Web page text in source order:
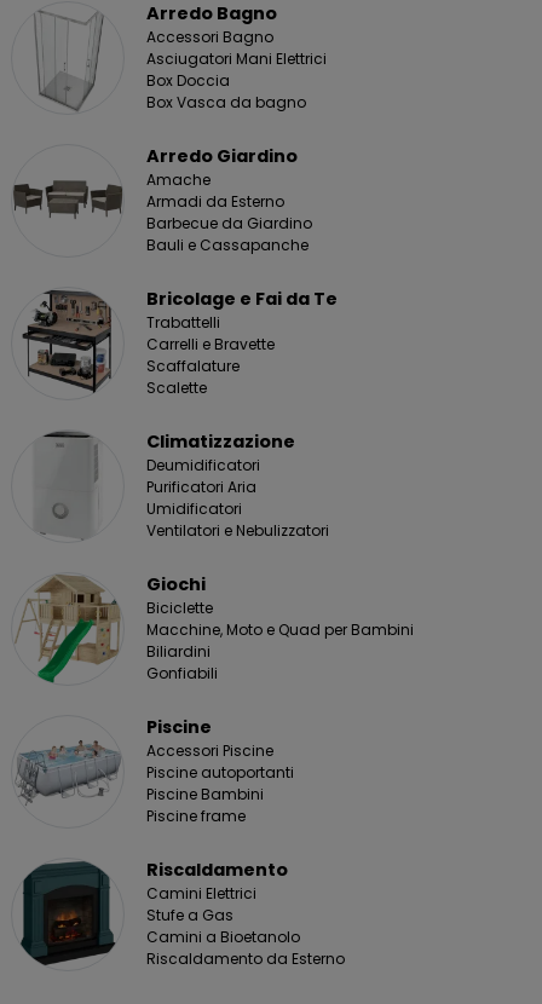
Arredo Bagno
Accessori Bagno
Asciugatori Mani Elettrici
Box Doccia
Box Vasca da bagno
Arredo Giardino
Amache
Armadi da Esterno
Barbecue da Giardino
Bauli e Cassapanche
Bricolage e Fai da Te
Trabattelli
Carrelli e Bravette
Scaffalature
Scalette
Climatizzazione
Deumidificatori
Purificatori Aria
Umidificatori
Ventilatori e Nebulizzatori
Giochi
Biciclette
Macchine, Moto e Quad per Bambini
Biliardini
Gonfiabili
Piscine
Accessori Piscine
Piscine autoportanti
Piscine Bambini
Piscine frame
Riscaldamento
Camini Elettrici
Stufe a Gas
Camini a Bioetanolo
Riscaldamento da Esterno